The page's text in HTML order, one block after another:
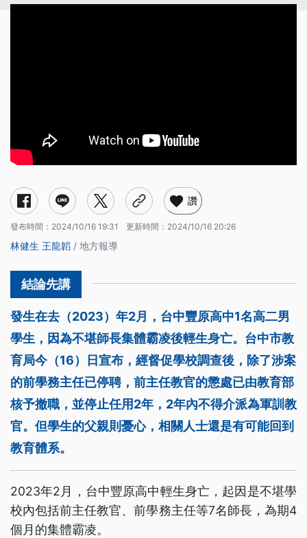
讚
發布時間： 2024/10/16 19:31 更新時間： 2024/10/16 20:26
林健生 王龍韜 / 地方報導
發生在去（2023）年2月，台中豐原高中1名高二男
學生，因為不堪師長集體霸凌後輕生身亡。台中市教
育局今（16）日宣布，經督促學校調查後，除了涉案
的前學務主任已停聘，前主任教官的懲處已由教育部
核予撤職，並停止任用2年，2年內不得介派為軍訓教
官。但學生的父親則憂心，相關人士還是有可能回到
教育體系。
2023年2月，台中豐原高中輕生身亡，起因是不堪學
校內包括前主任教官、前學務主任等7名師長，為期4
個月的集體霸凌。